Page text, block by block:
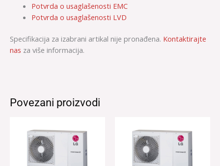
Potvrda o usaglašenosti EMC
Potvrda o usaglašenosti LVD
Specifikacija za izabrani artikal nije pronađena. Kontaktirajte
nas za više informacija.
Povezani proizvodi